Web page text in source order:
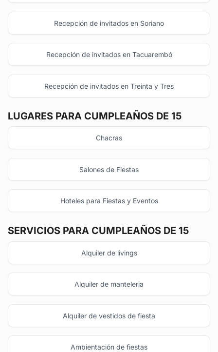
Recepción de invitados en Soriano
Recepción de invitados en Tacuarembó
Recepción de invitados en Treinta y Tres
LUGARES PARA CUMPLEAÑOS DE 15
Chacras
Salones de Fiestas
Hoteles para Fiestas y Eventos
SERVICIOS PARA CUMPLEAÑOS DE 15
Alquiler de livings
Alquiler de manteleria
Alquiler de vestidos de fiesta
Ambientación de fiestas